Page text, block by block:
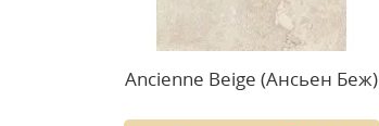
Ancienne Beige (Ансьен Беж)